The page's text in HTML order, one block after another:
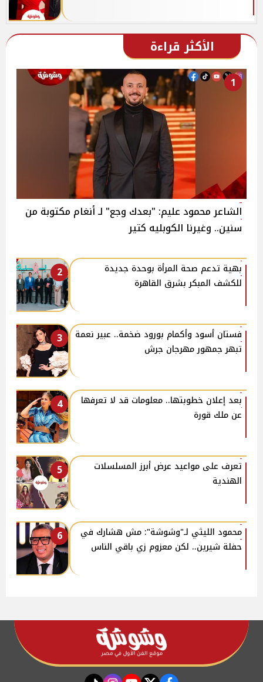
الأكثر قراءة
1
الشاعر محمود عليم: "بعدك وجع" لـ أنغام مكتوبة من
سنين.. وغيرنا الكوبليه كتير
2
بهية تدعم صحة المرأة بوحدة جديدة
للكشف المبكر بشرق القاهرة
3
فستان أسود وأكمام بورود ضخمة.. عبير نعمة
تبهر جمهور مهرجان جرش
4
بعد إعلان خطوبتها.. معلومات قد لا تعرفها
عن ملك قورة
5
تعرف على مواعيد عرض أبرز المسلسلات
الهندية
6
محمود الليثي لـ"وشوشة": مش هشارك في
حفلة شيرين.. لكن معزوم زي باقي الناس